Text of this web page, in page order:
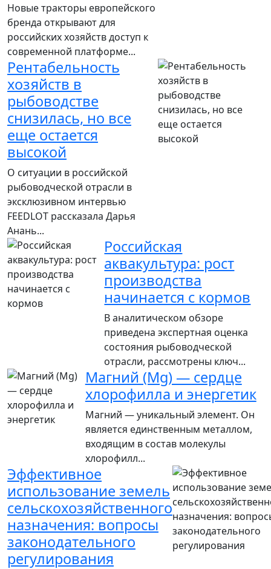
Новые тракторы европейского
бренда открывают для
российских хозяйств доступ к
современной платформе...
Рентабельность
хозяйств в
рыбоводстве
снизилась, но все
еще остается
высокой
О ситуации в российской
рыбоводческой отрасли в
эксклюзивном интервью
FEEDLOT рассказала Дарья
Анань...
Российская
аквакультура: рост
производства
начинается с кормов
В аналитическом обзоре
приведена экспертная оценка
состояния рыбоводческой
отрасли, рассмотрены ключ...
Магний (Mg) — сердце
хлорофилла и энергетик
Магний — уникальный элемент. Он
является единственным металлом,
входящим в состав молекулы
хлорофилл...
Эффективное
использование земель
сельскохозяйственного
назначения: вопросы
законодательного
регулирования